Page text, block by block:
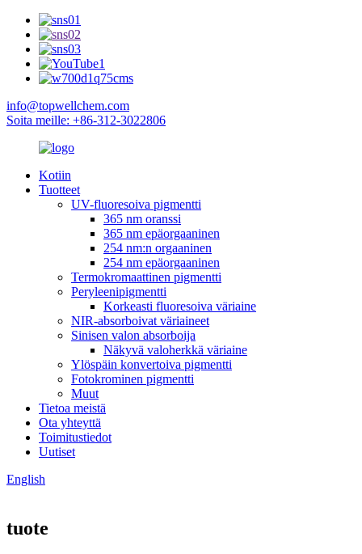
info@topwellchem.com
Soita meille: +86-312-3022806
Kotiin
Tuotteet
UV-fluoresoiva pigmentti
365 nm oranssi
365 nm epäorgaaninen
254 nm:n orgaaninen
254 nm epäorgaaninen
Termokromaattinen pigmentti
Peryleenipigmentti
Korkeasti fluoresoiva väriaine
NIR-absorboivat väriaineet
Sinisen valon absorboija
Näkyvä valoherkkä väriaine
Ylöspäin konvertoiva pigmentti
Fotokrominen pigmentti
Muut
Tietoa meistä
Ota yhteyttä
Toimitustiedot
Uutiset
English
tuote